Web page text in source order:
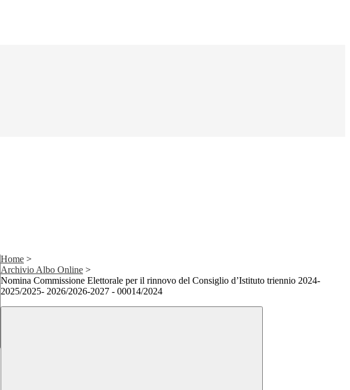
Home >
Archivio Albo Online >
Nomina Commissione Elettorale per il rinnovo del Consiglio d’Istituto triennio 2024-
2025/2025- 2026/2026-2027 - 00014/2024